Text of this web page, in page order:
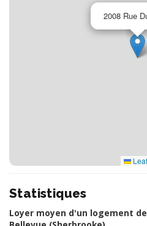
2008 Rue
Statistiques
Loyer moyen d'un logement